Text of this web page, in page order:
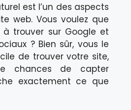
est l’un des aspects
web. Vous voulez que
trouver sur Google et
? Bien sûr, vous le
de trouver votre site,
chances de capter
exactement ce que